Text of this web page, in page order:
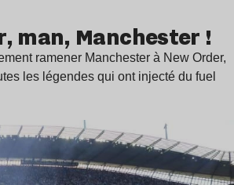
man, Manchester !
ramener Manchester à New Order,
les légendes qui ont injecté du fuel